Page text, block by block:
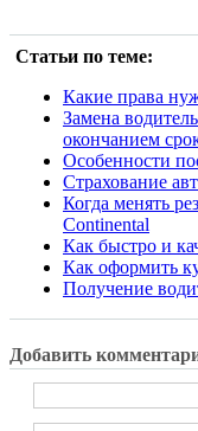
Статьи по теме:
Какие права
Замена
окончанием
Особенности
Страхование
Когда менять
Continental
Как быстро и
Как оформить
Получение
Добавить